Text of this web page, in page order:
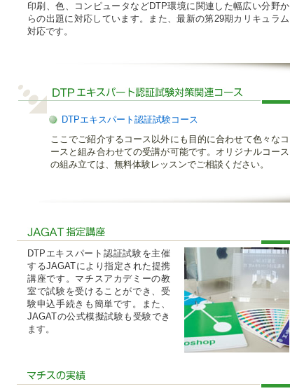
印刷、色、コンピュータなどDTP環境に関連した幅広い分野か
らの出題に対応しています。また、最新の第29期カリキュラム
対応です。
DTPエキスパート認証試験コース
ここでご紹介するコース以外にも目的に合わせて色々なコ
ースと組み合わせての受講が可能です。オリジナルコース
の組み立ては、無料体験レッスンでご相談ください。
DTPエキスパート認証試験を主催
するJAGATにより指定された提携
講座です。マチスアカデミーの教
室で試験を受けることができ、受
験申込手続きも簡単です。また、
JAGATの公式模擬試験も受験でき
ます。